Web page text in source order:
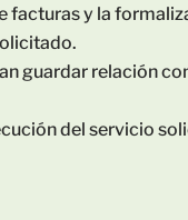
facturas y la
guardar relación
del servicio